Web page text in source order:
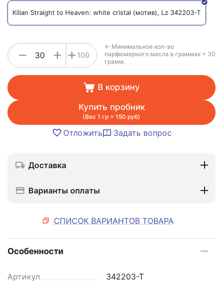
Kilian Straight to Heaven: white cristal (мотив), Lz 342203-T
+ 100
+
−
← Минимальное кол-во
парфюмерного масла в граммах = 30
грамм.
В корзину
Купить пробник
(Вес 1 гр = 150 руб)
Отложить Задать вопрос
Доставка
Варианты оплаты
СПИСОК ВАРИАНТОВ ТОВАРА
Особенности
Артикул 342203-T